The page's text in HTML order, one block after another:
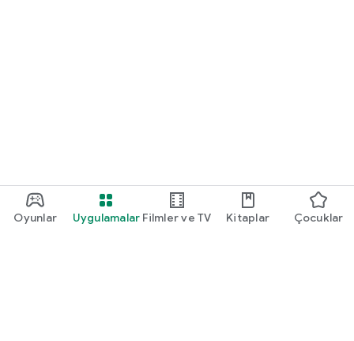
Oyunlar Uygulamalar Filmler ve TV Kitaplar Çocuklar